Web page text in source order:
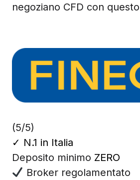
negoziano CFD con
(5/5)
✓ N.1 in Italia
Deposito minimo ZERO
Broker regolamentato